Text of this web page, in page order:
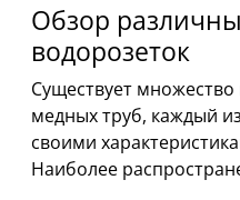
Обзор
водорозеток
Существует
медных труб, каждый
своими
Наиболее